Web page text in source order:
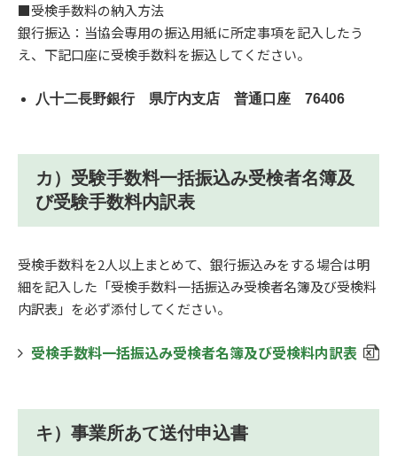
■受検手数料の納入方法
銀行振込：当協会専用の振込用紙に所定事項を記入したう
え、下記口座に受検手数料を振込してください。
八十二長野銀行 県庁内支店 普通口座 76406
カ）受験手数料一括振込み受検者名簿及
び受験手数料内訳表
受検手数料を2人以上まとめて、銀行振込みをする場合は明
細を記入した 「受検手数料一括振込み受検者名簿及び受検料
内訳表」 を必ず添付してください。
受検手数料一括振込み受検者名簿及び受検料内訳表
キ）事業所あて送付申込書